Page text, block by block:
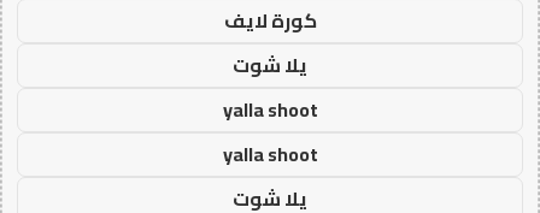
كورة لايف
يلا شوت
yalla shoot
yalla shoot
يلا شوت